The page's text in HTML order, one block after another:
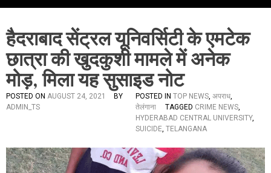
हैदराबाद सेंट्रल यूनिवर्सिटी के एमटेक
छात्रा की खुदकुशी मामले में अनेक
मोड़, मिला यह सुसाइड नोट
POSTED ON AUGUST 24, 2021
BY
ADMIN_TS
POSTED IN TOP NEWS, अपराध,
तेलंगाना
TAGGED CRIME NEWS,
HYDERABAD CENTRAL UNIVERSITY,
SUICIDE, TELANGANA